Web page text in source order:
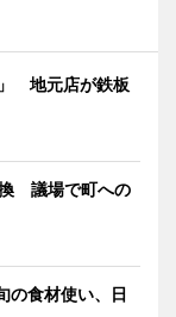
地元店が鉄板
換 議場で町への
食材使い、日